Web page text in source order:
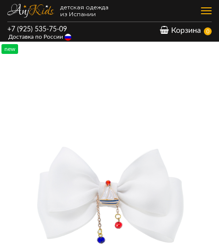
детская одежда
из Испании
Корзина 0
+7 (925) 535-75-09
Доставка по России
new